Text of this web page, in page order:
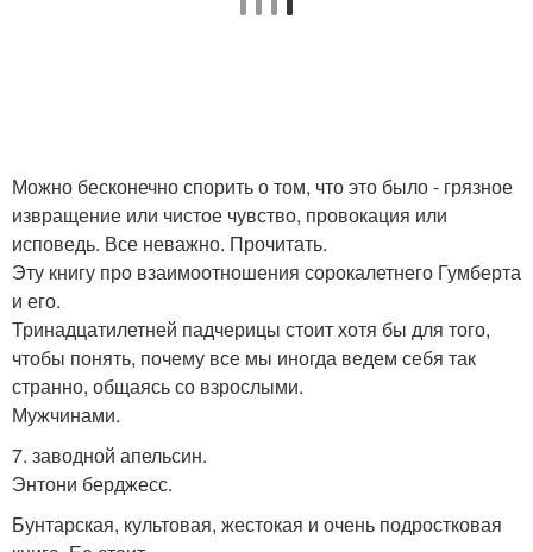
Можно бесконечно спорить о том, что это было - грязное
извращение или чистое чувство, провокация или
исповедь. Все неважно. Прочитать.
Эту книгу про взаимоотношения сорокалетнего Гумберта
и его.
Тринадцатилетней падчерицы стоит хотя бы для того,
чтобы понять, почему все мы иногда ведем себя так
странно, общаясь со взрослыми.
Мужчинами.
7. заводной апельсин.
Энтони берджесс.
Бунтарская, культовая, жестокая и очень подростковая